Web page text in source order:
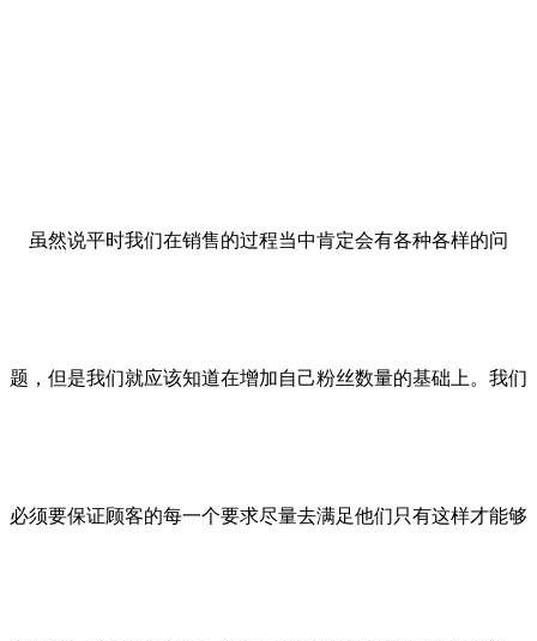
虽然说平时我们在销售的过程当中肯定会有各种各样的问
题，但是我们就应该知道在增加自己粉丝数量的基础上。我们
必须要保证顾客的每一个要求尽量去满足他们只有这样才能够